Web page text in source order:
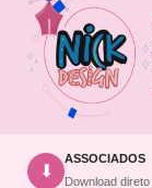
⬇
ASSOCIADOS
Download direto